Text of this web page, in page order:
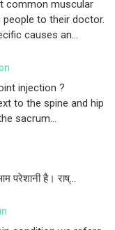
common muscular
to their doctor.
causes an...
injection ?
to the spine and hip
sacrum...
परेशानी है। राष्...